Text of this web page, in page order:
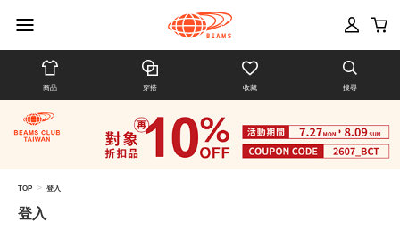
商品 穿搭 收藏 搜尋
TOP > 登入
登入